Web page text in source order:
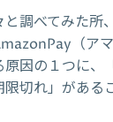
調べてみた所
（ア
原因の１つに、
切れ」がある